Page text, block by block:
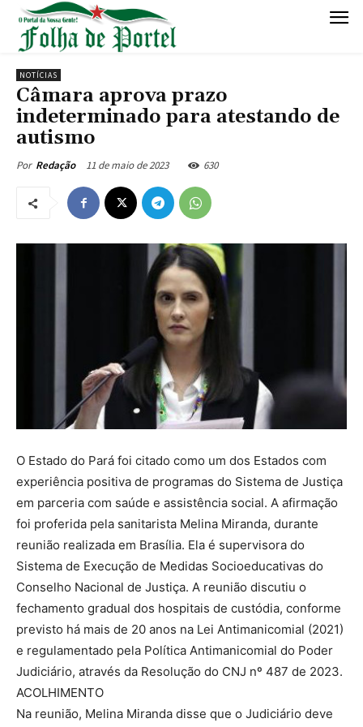
NOTÍCIAS
Câmara aprova prazo
indeterminado para atestando de
autismo
Por Redação 11 de maio de 2023 630
O Estado do Pará foi citado como um dos Estados com
experiência positiva de programas do Sistema de Justiça
em parceria com saúde e assistência social. A afirmação
foi proferida pela sanitarista Melina Miranda, durante
reunião realizada em Brasília. Ela é supervisora do
Sistema de Execução de Medidas Socioeducativas do
Conselho Nacional de Justiça. A reunião discutiu o
fechamento gradual dos hospitais de custódia, conforme
previsto há mais de 20 anos na Lei Antimanicomial (2021)
e regulamentado pela Política Antimanicomial do Poder
Judiciário, através da Resolução do CNJ nº 487 de 2023.
ACOLHIMENTO
Na reunião, Melina Miranda disse que o Judiciário deve